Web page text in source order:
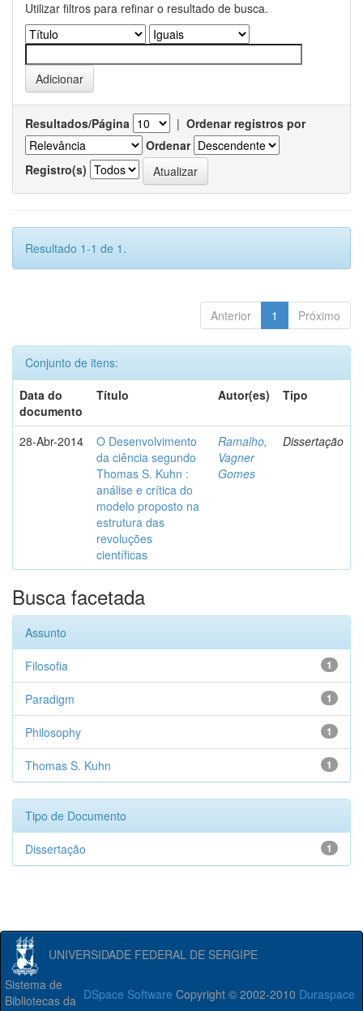
Utilizar filtros para refinar o resultado de busca.
Resultados/Página | Ordenar registros por
Ordenar
Registro(s)
Resultado 1-1 de 1.
Anterior 1 Próximo
Conjunto de itens:
Data do
documento
Título Autor(es) Tipo
28-Abr-2014
O Desenvolvimento
da ciência segundo
Thomas S. Kuhn :
análise e crítica do
modelo proposto na
estrutura das
revoluções
científicas
Ramalho,
Vagner
Gomes
Dissertação
Busca facetada
Assunto
1
Filosofia
1
Paradigm
1
Philosophy
1
Thomas S. Kuhn
Tipo de Documento
1
Dissertação
UNIVERSIDADE FEDERAL DE SERGIPE
DSpace Software Copyright © 2002-2010 Duraspace
Sistema de
Bibliotecas da